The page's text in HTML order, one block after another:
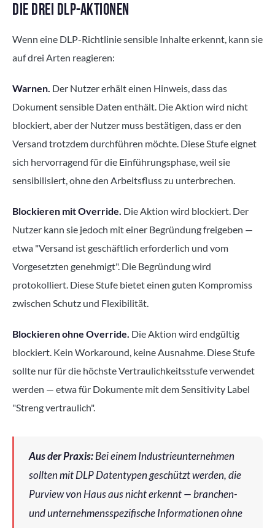
DIE DREI DLP-AKTIONEN
Wenn eine DLP-Richtlinie sensible Inhalte erkennt, kann sie
auf drei Arten reagieren:
Warnen. Der Nutzer erhält einen Hinweis, dass das
Dokument sensible Daten enthält. Die Aktion wird nicht
blockiert, aber der Nutzer muss bestätigen, dass er den
Versand trotzdem durchführen möchte. Diese Stufe eignet
sich hervorragend für die Einführungsphase, weil sie
sensibilisiert, ohne den Arbeitsfluss zu unterbrechen.
Blockieren mit Override. Die Aktion wird blockiert. Der
Nutzer kann sie jedoch mit einer Begründung freigeben —
etwa "Versand ist geschäftlich erforderlich und vom
Vorgesetzten genehmigt". Die Begründung wird
protokolliert. Diese Stufe bietet einen guten Kompromiss
zwischen Schutz und Flexibilität.
Blockieren ohne Override. Die Aktion wird endgültig
blockiert. Kein Workaround, keine Ausnahme. Diese Stufe
sollte nur für die höchste Vertraulichkeitsstufe verwendet
werden — etwa für Dokumente mit dem Sensitivity Label
"Streng vertraulich".
Aus der Praxis:Bei einem Industrieunternehmen
sollten mit DLP Datentypen geschützt werden, die
Purview von Haus aus nicht erkennt — branchen-
und unternehmensspezifische Informationen ohne